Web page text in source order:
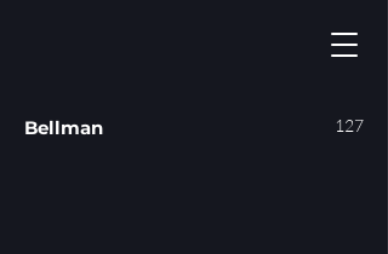
Bellman 127